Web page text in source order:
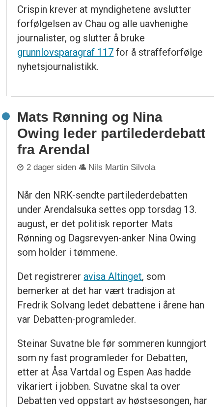
Crispin krever at myndighetene avslutter
forfølgelsen av Chau og alle uavhenighe
journalister, og slutter å bruke
grunnlovsparagraf 117 for å straffeforfølge
nyhetsjournalistikk.
Mats Rønning og Nina
Owing leder partilederdebatt
fra Arendal
2 dager siden Nils Martin Silvola
Når den NRK-sendte partilederdebatten
under Arendalsuka settes opp torsdag 13.
august, er det politisk reporter Mats
Rønning og Dagsrevyen-anker Nina Owing
som holder i tømmene.
Det registrerer avisa Altinget, som
bemerker at det har vært tradisjon at
Fredrik Solvang ledet debattene i årene han
var Debatten-programleder.
Steinar Suvatne ble før sommeren kunngjort
som ny fast programleder for Debatten,
etter at Åsa Vartdal og Espen Aas hadde
vikariert i jobben. Suvatne skal ta over
Debatten ved oppstart av høstsesongen, har